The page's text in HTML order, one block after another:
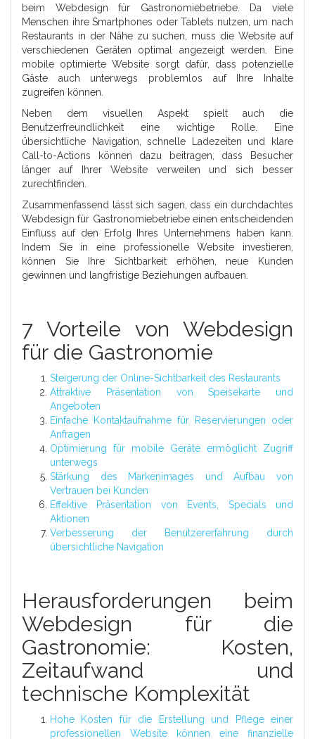
beim Webdesign für Gastronomiebetriebe. Da viele
Menschen ihre Smartphones oder Tablets nutzen, um nach
Restaurants in der Nähe zu suchen, muss die Website auf
verschiedenen Geräten optimal angezeigt werden. Eine
mobile optimierte Website sorgt dafür, dass potenzielle
Gäste auch unterwegs problemlos auf Ihre Inhalte
zugreifen können.
Neben dem visuellen Aspekt spielt auch die
Benutzerfreundlichkeit eine wichtige Rolle. Eine
übersichtliche Navigation, schnelle Ladezeiten und klare
Call-to-Actions können dazu beitragen, dass Besucher
länger auf Ihrer Website verweilen und sich besser
zurechtfinden.
Zusammenfassend lässt sich sagen, dass ein durchdachtes
Webdesign für Gastronomiebetriebe einen entscheidenden
Einfluss auf den Erfolg Ihres Unternehmens haben kann.
Indem Sie in eine professionelle Website investieren,
können Sie Ihre Sichtbarkeit erhöhen, neue Kunden
gewinnen und langfristige Beziehungen aufbauen.
7 Vorteile von Webdesign
für die Gastronomie
Steigerung der Online-Sichtbarkeit des Restaurants
Attraktive Präsentation von Speisekarte und
Angeboten
Einfache Kontaktaufnahme für Reservierungen oder
Anfragen
Optimierung für mobile Geräte ermöglicht Zugriff
unterwegs
Stärkung des Markenimages und Aufbau von
Vertrauen bei Kunden
Effektive Präsentation von Events, Specials und
Aktionen
Verbesserung der Benutzererfahrung durch
übersichtliche Navigation
Herausforderungen beim
Webdesign für die
Gastronomie: Kosten,
Zeitaufwand und
technische Komplexität
Hohe Kosten für die Erstellung und Pflege einer
professionellen Website können eine finanzielle